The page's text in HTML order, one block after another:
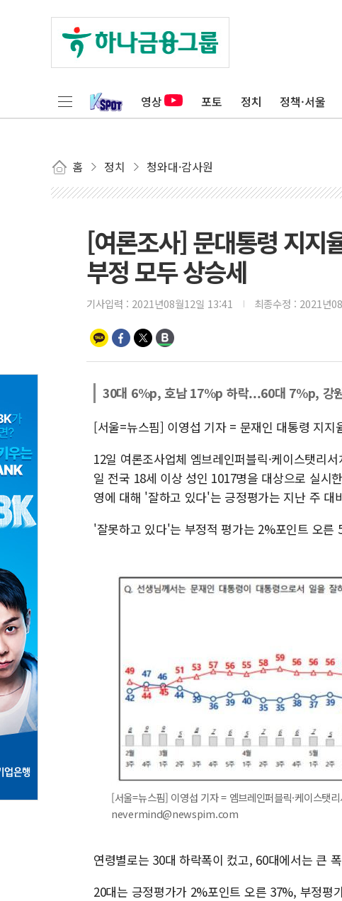
영상 포토 정치 정책·서울
홈 정치 청와대·감사원
[여론조사] 문대통령 지지
부정 모두 상승세
기사입력 : 2021년08월12일 13:41 최종수정 : 2021년
30대 6%p, 호남 17%p 하락...60대 7%p, 강
[서울=뉴스핌] 이영섭 기자 = 문재인 대통령 지
12일 여론조사업체 엠브레인퍼블릭·케이스탯리
일 전국 18세 이상 성인 1017명을 대상으로 실시
영에 대해 '잘하고 있다'는 긍정평가는 지난 주
'잘못하고 있다'는 부정적 평가는 2%포인트 오
[서울=뉴스핌] 이영섭 기자 = 엠브레인퍼블릭·케이스탯
nevermind@newspim.com
연령별로는 30대 하락폭이 컸고, 60대에서는 큰
20대는 긍정평가가 2%포인트 오른 37%, 부정평